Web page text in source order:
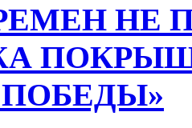
НЕ
ПОБЕДЫ»